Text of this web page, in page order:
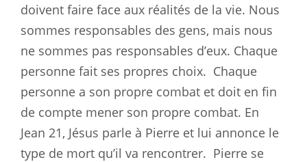
doivent faire face aux réalités de la vie. Nous
sommes responsables des gens, mais nous
ne sommes pas responsables d’eux. Chaque
personne fait ses propres choix. Chaque
personne a son propre combat et doit en fin
de compte mener son propre combat. En
Jean 21, Jésus parle à Pierre et lui annonce le
type de mort qu’il va rencontrer. Pierre se